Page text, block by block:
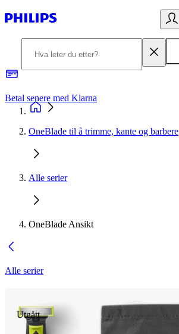
Betal senere med Klarna
OneBlade til å trimme, kante og barbere
Alle serier
OneBlade Ansikt
Alle serier
Utgått